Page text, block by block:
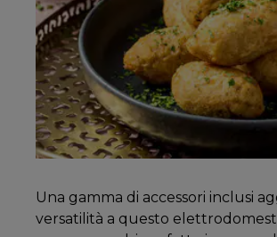
Una gamma di accessori inclusi
versatilità a questo